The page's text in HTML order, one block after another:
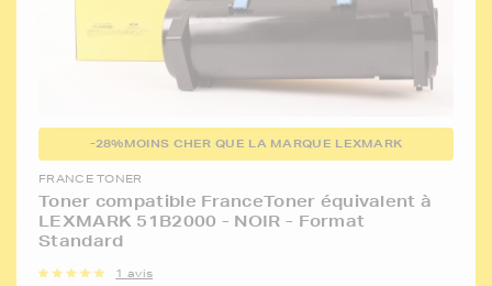
-28%MOINS CHER QUE LA MARQUE LEXMARK
FRANCE TONER
Toner compatible FranceToner équivalent à
LEXMARK 51B2000 - NOIR - Format
Standard
1 avis